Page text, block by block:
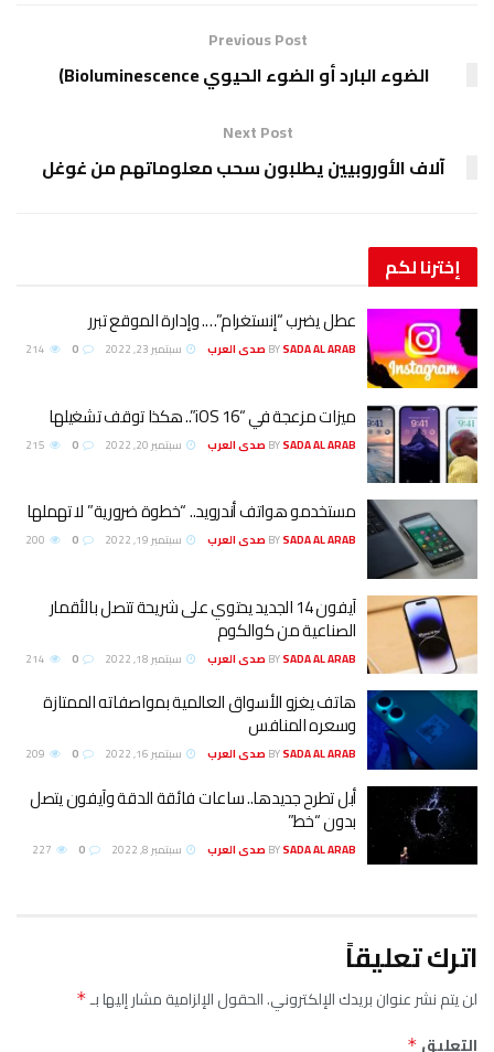
Previous Post
الضوء البارد أو الضوء الحيوي Bioluminescence)
Next Post
آلاف الأوروبيين يطلبون سحب معلوماتهم من غوغل
إخترنالكم
عطل يضرب “إنستغرام”…. وإدارة الموقع تبرر
BYSADA AL ARAB صدى العرب سبتمبر 23, 2022
ميزات مزعجة في “iOS 16”.. هكذا توقف تشغيلها
BYSADA AL ARAB صدى العرب سبتمبر 20, 2022
مستخدمو هواتف أندرويد.. “خطوة ضرورية” لا تهملها
BYSADA AL ARAB صدى العرب سبتمبر 19, 2022
آيفون 14 الجديد يحتوي على شريحة تتصل بالأقمار
الصناعية من كوالكوم
BYSADA AL ARAB صدى العرب سبتمبر 18, 2022
هاتف يغزو الأسواق العالمية بمواصفاته الممتازة
وسعره المنافس
BYSADA AL ARAB صدى العرب سبتمبر 16, 2022
أبل تطرح جديدها.. ساعات فائقة الدقة وآيفون يتصل
بدون “خط”
BYSADA AL ARAB صدى العرب سبتمبر 8, 2022
اترك تعليقاً
لن يتم نشر عنوان بريدك الإلكتروني.الحقول الإلزامية مشار إليها بـ*
التعليق *